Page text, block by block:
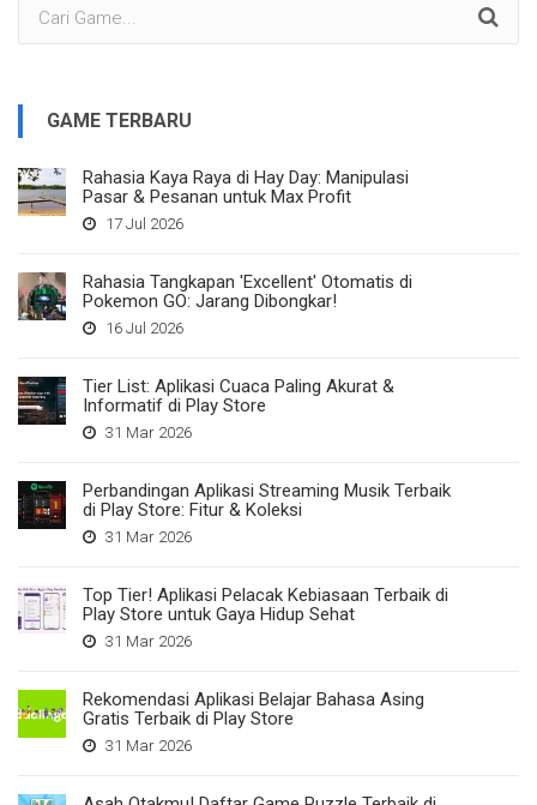
GAME TERBARU
Rahasia Kaya Raya di Hay Day: Manipulasi
Pasar & Pesanan untuk Max Profit
17 Jul 2026
Rahasia Tangkapan 'Excellent' Otomatis di
Pokemon GO: Jarang Dibongkar!
16 Jul 2026
Tier List: Aplikasi Cuaca Paling Akurat &
Informatif di Play Store
31 Mar 2026
Perbandingan Aplikasi Streaming Musik Terbaik
di Play Store: Fitur & Koleksi
31 Mar 2026
Top Tier! Aplikasi Pelacak Kebiasaan Terbaik di
Play Store untuk Gaya Hidup Sehat
31 Mar 2026
Rekomendasi Aplikasi Belajar Bahasa Asing
Gratis Terbaik di Play Store
31 Mar 2026